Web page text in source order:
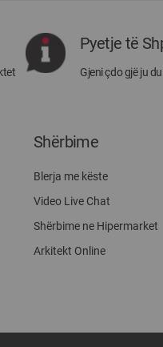
rreth
Megatek:
Pyetje të
Gjeni çdo gjë ju
Shërbime
Blerja me këste
Video Live Chat
Shërbime ne Hipermarket
Arkitekt Online